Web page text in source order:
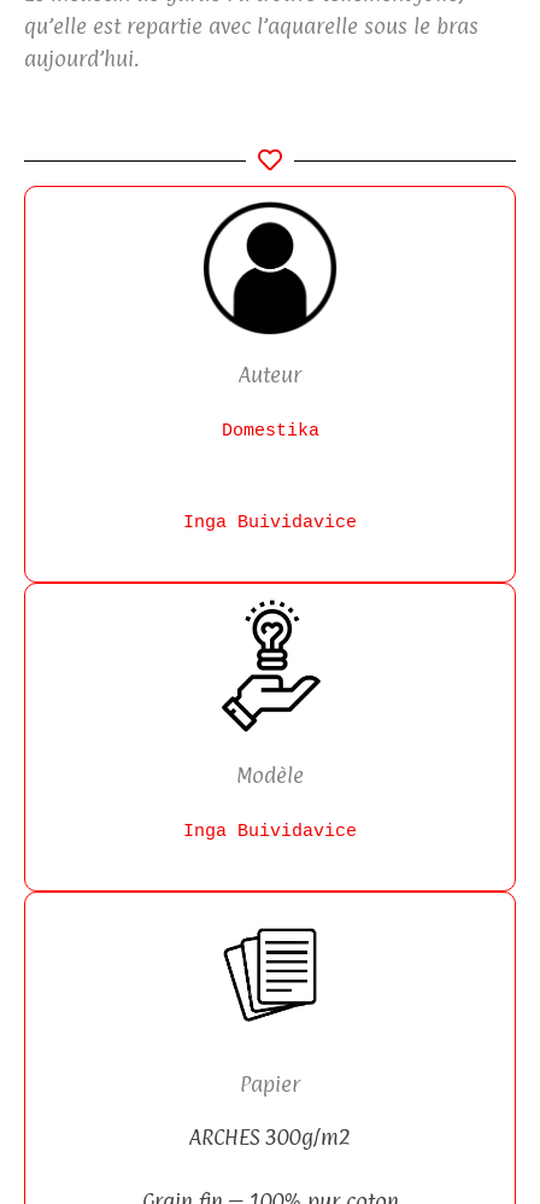
qu’elle est repartie avec l’aquarelle sous le bras
aujourd’hui.
Auteur
Domestika
Inga Buividavice
Modèle
Inga Buividavice
Papier
ARCHES 300g/m2